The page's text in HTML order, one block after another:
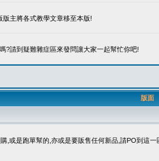
主將各式教學文章移至本版!
?請到疑難雜症區來發問讓大家一起幫忙你吧!
版面
,或是跑單幫的,亦或是要販售任何新品,請PO到這一